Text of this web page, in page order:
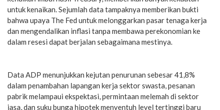
untuk kenaikan. Sejumlah data tampaknya memberikan bukti
bahwa upaya The Fed untuk melonggarkan pasar tenaga kerja
dan mengendalikan inflasi tanpa membawa perekonomian ke
dalam resesi dapat berjalan sebagaimana mestinya.
Data ADP menunjukkan kejutan penurunan sebesar 41,8%
dalam penambahan lapangan kerja sektor swasta, pesanan
pabrik melampaui ekspektasi, permintaan melemah di sektor
jasa, dan suku bunga hipotek menyentuh level tertinggi baru